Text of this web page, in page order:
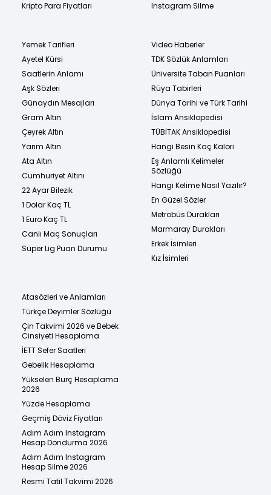
Kripto Para Fiyatları
Instagram Silme
Yemek Tarifleri
Ayetel Kürsi
Saatlerin Anlamı
Aşk Sözleri
Günaydın Mesajları
Gram Altın
Çeyrek Altın
Yarım Altın
Ata Altın
Cumhuriyet Altını
22 Ayar Bilezik
1 Dolar Kaç TL
1 Euro Kaç TL
Canlı Maç Sonuçları
Süper Lig Puan Durumu
Video Haberler
TDK Sözlük Anlamları
Üniversite Taban Puanları
Rüya Tabirleri
Dünya Tarihi ve Türk Tarihi
İslam Ansiklopedisi
TÜBİTAK Ansiklopedisi
Hangi Besin Kaç Kalori
Eş Anlamlı Kelimeler
Sözlüğü
Hangi Kelime Nasıl Yazılır?
En Güzel Sözler
Metrobüs Durakları
Marmaray Durakları
Erkek İsimleri
Kız İsimleri
Atasözleri ve Anlamları
Türkçe Deyimler Sözlüğü
Çin Takvimi 2026 ve Bebek
Cinsiyeti Hesaplama
İETT Sefer Saatleri
Gebelik Hesaplama
Yükselen Burç Hesaplama
2026
Yüzde Hesaplama
Geçmiş Döviz Fiyatları
Adım Adım Instagram
Hesap Dondurma 2026
Adım Adım Instagram
Hesap Silme 2026
Resmi Tatil Takvimi 2026